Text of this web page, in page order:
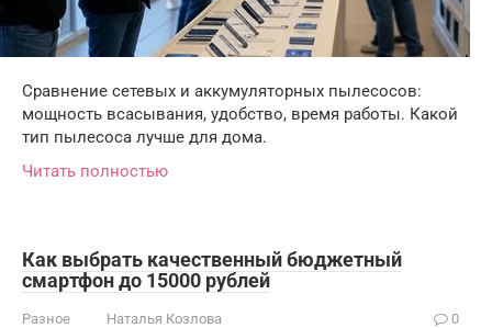
Сравнение сетевых и аккумуляторных пылесосов:
мощность всасывания, удобство, время работы. Какой
тип пылесоса лучше для дома.
Читать полностью
Как выбрать качественный бюджетный
смартфон до 15000 рублей
Разное Наталья Козлова 0